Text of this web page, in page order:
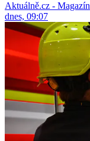
Aktuálně.cz - Magazín
dnes, 09:07